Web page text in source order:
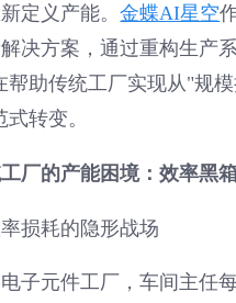
定义产能。金蝶AI星空
决方案，通过重构生产
帮助传统工厂实现从"规
转变。
厂的产能困境：效率黑
率损耗的隐形战场
子元件工厂，车间主任